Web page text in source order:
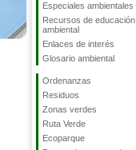
Especiales ambientales
Recursos de educación
ambiental
Enlaces de interés
Glosario ambiental
Ordenanzas
Residuos
Zonas verdes
Ruta Verde
Ecoparque